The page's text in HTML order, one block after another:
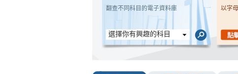
翻查不同科目的電子資料庫
選擇你有興趣的科目
以字